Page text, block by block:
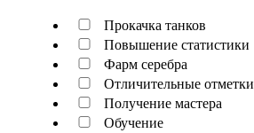
Прокачка танков
Повышение статистики
Фарм серебра
Отличительные отметки
Получение мастера
Обучение